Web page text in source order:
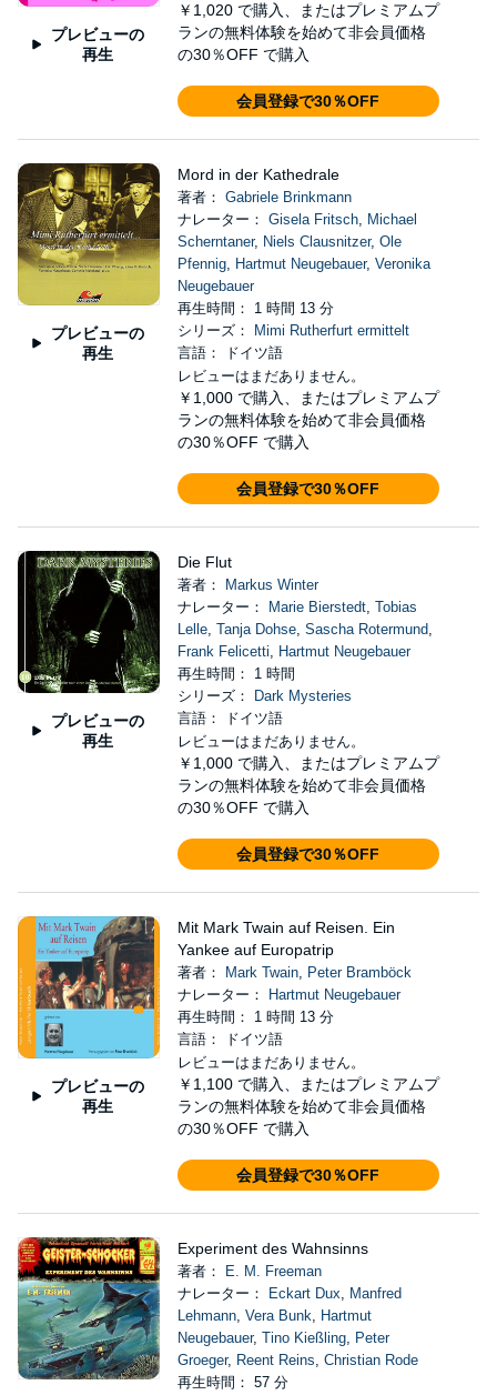
プレビューの
再生
￥1,020 で購入、またはプレミアムプ
ランの無料体験を始めて非会員価格
の30％OFF で購入
会員登録で30％OFF
プレビューの
再生
Mord in der Kathedrale
著者： Gabriele Brinkmann
ナレーター： Gisela Fritsch, Michael
Scherntaner, Niels Clausnitzer, Ole
Pfennig, Hartmut Neugebauer, Veronika
Neugebauer
再生時間： 1 時間 13 分
シリーズ：
Mimi Rutherfurt ermittelt
言語： ドイツ語
レビューはまだありません。
￥1,000 で購入、またはプレミアムプ
ランの無料体験を始めて非会員価格
の30％OFF で購入
会員登録で30％OFF
プレビューの
再生
Die Flut
著者：
Markus Winter
ナレーター：
Marie Bierstedt, Tobias
Lelle, Tanja Dohse, Sascha Rotermund,
Frank Felicetti, Hartmut Neugebauer
再生時間： 1 時間
シリーズ：
Dark Mysteries
言語： ドイツ語
レビューはまだありません。
￥1,000 で購入、またはプレミアムプ
ランの無料体験を始めて非会員価格
の30％OFF で購入
会員登録で30％OFF
プレビューの
再生
Mit Mark Twain auf Reisen. Ein
Yankee auf Europatrip
著者： Mark Twain, Peter Bramböck
ナレーター：
Hartmut Neugebauer
再生時間： 1 時間 13 分
言語： ドイツ語
レビューはまだありません。
￥1,100 で購入、またはプレミアムプ
ランの無料体験を始めて非会員価格
の30％OFF で購入
会員登録で30％OFF
Experiment des Wahnsinns
著者：
E. M. Freeman
ナレーター：
Eckart Dux, Manfred
Lehmann, Vera Bunk, Hartmut
Neugebauer, Tino Kießling, Peter
Groeger, Reent Reins, Christian Rode
再生時間： 57 分